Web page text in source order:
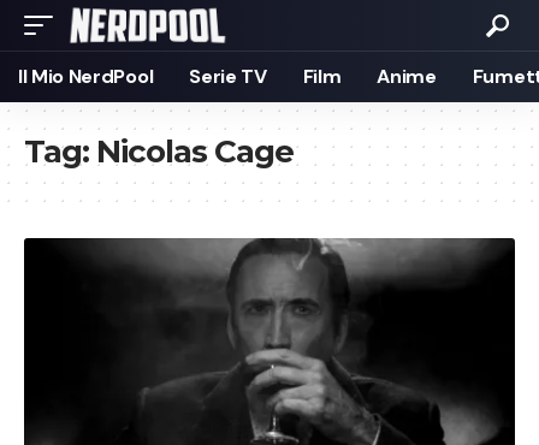
Il Mio NerdPool Serie TV Film Anime
Tag: Nicolas Cage